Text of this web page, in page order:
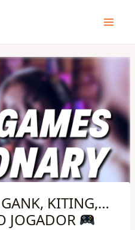
KITING,…
JOGADOR